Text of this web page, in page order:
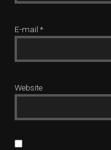
E-mail *
Website